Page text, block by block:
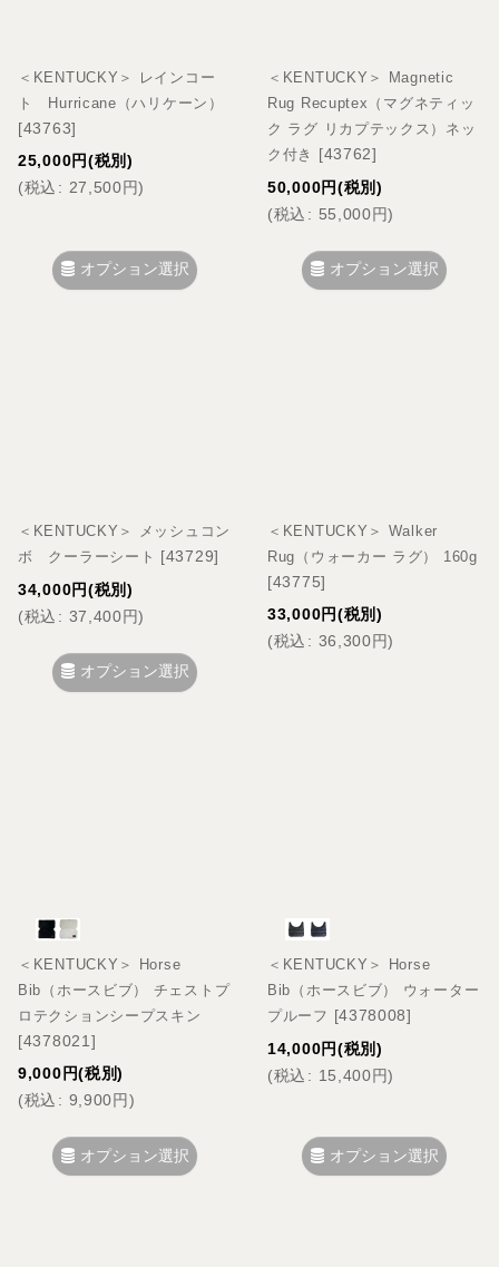
＜KENTUCKY＞ レインコー
ト Hurricane（ハリケーン）
[43763]
25,000円(税別)
(税込 : 27,500円)
オプション選択
＜KENTUCKY＞ Magnetic
Rug Recuptex（マグネティッ
ク ラグ リカプテックス）ネッ
ク付き
[43762]
50,000円(税別)
(税込 : 55,000円)
オプション選択
＜KENTUCKY＞ メッシュコン
ボ クーラーシート [43729]
34,000円(税別)
(税込 : 37,400円)
オプション選択
＜KENTUCKY＞ Walker
Rug（ウォーカー ラグ） 160g
[43775]
33,000円(税別)
(税込 : 36,300円)
＜KENTUCKY＞ Horse
Bib（ホースビブ） チェストプ
ロテクションシープスキン
[4378021 ]
9,000 円(税別)
(税込 : 9,900円)
オプション選択
＜KENTUCKY＞ Horse
Bib（ホースビブ） ウォーター
プルーフ [4378008]
14,000円(税別)
(税込 : 15,400円)
オプション選択